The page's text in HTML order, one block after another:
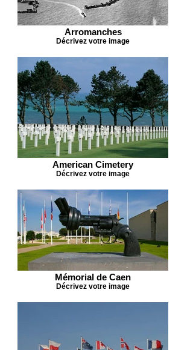
Arromanches
Décrivez votre image
American Cimetery
Décrivez votre image
Mémorial de Caen
Décrivez votre image